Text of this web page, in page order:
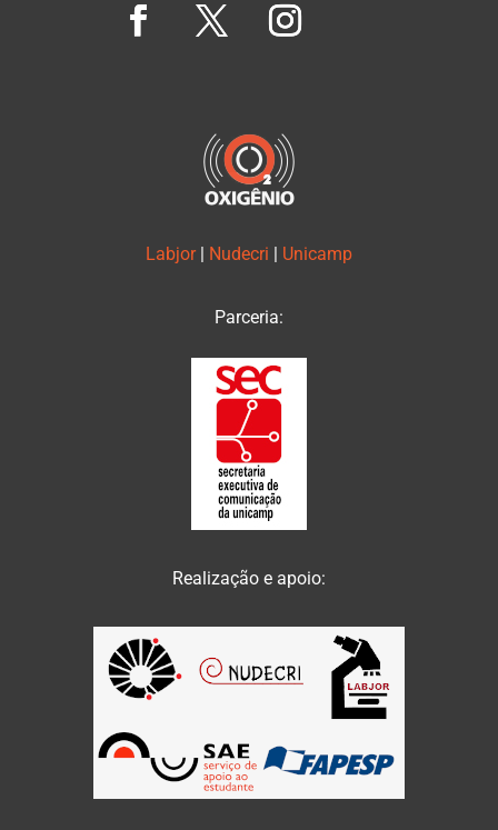
Labjor Nudecri Unicamp
Parceria:
Realização e apoio: